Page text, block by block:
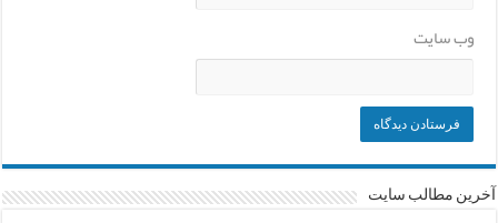
وب‌ سایت
آخرین مطالب سایت